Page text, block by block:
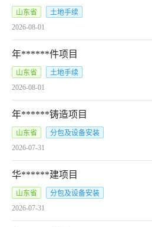
山东省
土地手续
2026-08-01
年******件项目
山东省
土地手续
2026-08-01
年******铸造项目
山东省
分包及设备安装
2026-07-31
华******建项目
山东省
分包及设备安装
2026-07-31